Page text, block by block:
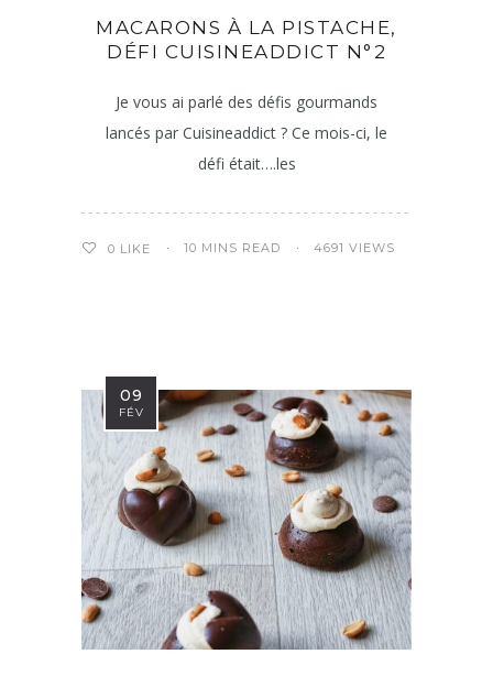
MACARONS À LA PISTACHE,
DÉFI CUISINEADDICT N°2
Je vous ai parlé des défis gourmands
lancés par Cuisineaddict ? Ce mois-ci, le
défi était….les
0 LIKE 10 MINS READ 4691 VIEWS
09
FÉV